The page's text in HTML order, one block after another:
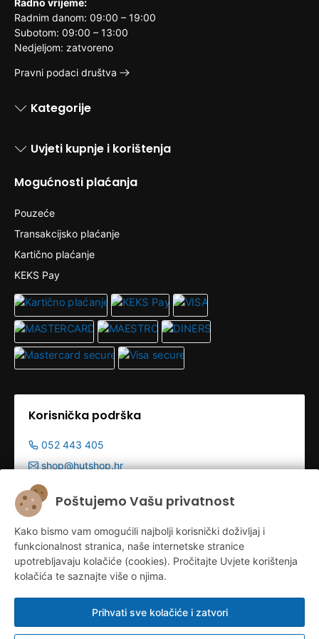
Poštujemo Vašu privatnost
Kako bismo vam omogućili najbolji korisnički doživljaj i
funkcionalnost stranica, naše internetske stranice
upotrebljavaju kolačiće (cookies). Pročitajte Uvjete korištenja
kolačića te saznajte više o njima.
Prihvati sve kolačiće i zatvori
Radno vrijeme:
Radnim danom: 09:00 – 19:00
Subotom: 09:00 – 13:00
Nedjeljom: zatvoreno
Pravni podaci društva
Kategorije
Uvjeti kupnje i korištenja
Mogućnosti plaćanja
Pouzeće
Transakcijsko plaćanje
Kartično plaćanje
KEKS Pay
Korisnička podrška
052 443 405
shop@hutshop.hr
Radno vrijeme:
Pon - Pet 9:00-19:00h
Sub 9:00-13:00